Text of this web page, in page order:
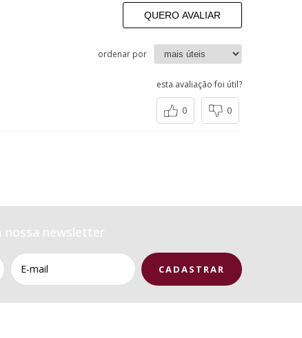
QUERO AVALIAR
ordenar por
esta avaliação foi útil?
0 0
nossa newsletter